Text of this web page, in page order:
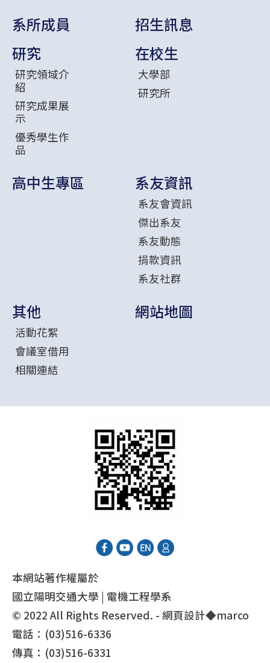
系所成員
招生訊息
研究
研究領域介
紹
研究成果展
示
優秀學生作
品
在校生
大學部
研究所
高中生專區 系友資訊
系友會資訊
傑出系友
系友動態
捐款資訊
系友社群
其他
活動花絮
會議室借用
相關連結
網站地圖
本網站著作權屬於
國立陽明交通大學 | 電機工程學系
© 2022 All Rights Reserved. - 網頁設計◆marco
電話：(03)516-6336
傳真：(03)516-6331